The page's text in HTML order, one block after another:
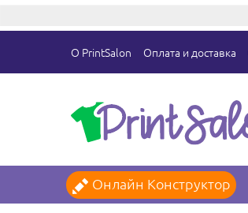
О PrintSalon Оплата и доставка
Онлайн Конструктор